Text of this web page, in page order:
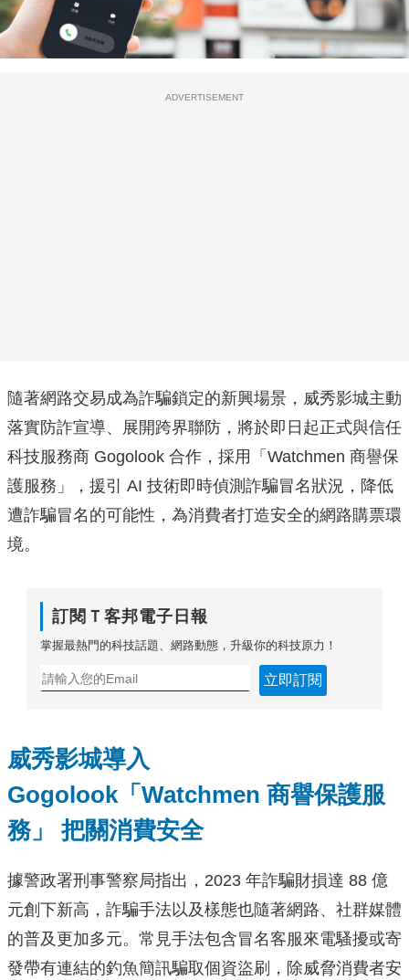
ADVERTISEMENT
隨著網路交易成為詐騙鎖定的新興場景，威秀影城主動
落實防詐宣導、展開跨界聯防，將於即日起正式與信任
科技服務商 Gogolook 合作，採用「Watchmen 商譽保
護服務」，援引 AI 技術即時偵測詐騙冒名狀況，降低
遭詐騙冒名的可能性，為消費者打造安全的網路購票環
境。
訂閱Ｔ客邦電子日報
掌握最熱門的科技話題、網路動態，升級你的科技原力！
立即訂閱
威秀影城導入
Gogolook「Watchmen 商譽保護服
務」 把關消費安全
據警政署刑事警察局指出，2023 年詐騙財損達 88 億
元創下新高，詐騙手法以及樣態也隨著網路、社群媒體
的普及更加多元。常見手法包含冒名客服來電騷擾或寄
發帶有連結的釣魚簡訊騙取個資盜刷，除威脅消費者安